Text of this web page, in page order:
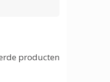
producten